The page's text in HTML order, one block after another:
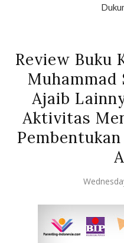
Review Buku
Muhammad
Ajaib
Aktivitas